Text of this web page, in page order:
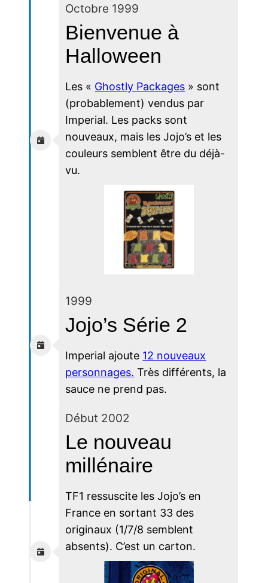
Octobre 1999
Bienvenue à
Halloween
Les « Ghostly Packages » sont
(probablement) vendus par
Imperial. Les packs sont
nouveaux, mais les Jojo’s et les
couleurs semblent être du déjà-
vu.
1999
Jojo’s Série 2
Imperial ajoute 12 nouveaux
personnages. Très différents, la
sauce ne prend pas.
Début 2002
Le nouveau
millénaire
TF1 ressuscite les Jojo’s en
France en sortant 33 des
originaux (1/7/8 semblent
absents). C’est un carton.